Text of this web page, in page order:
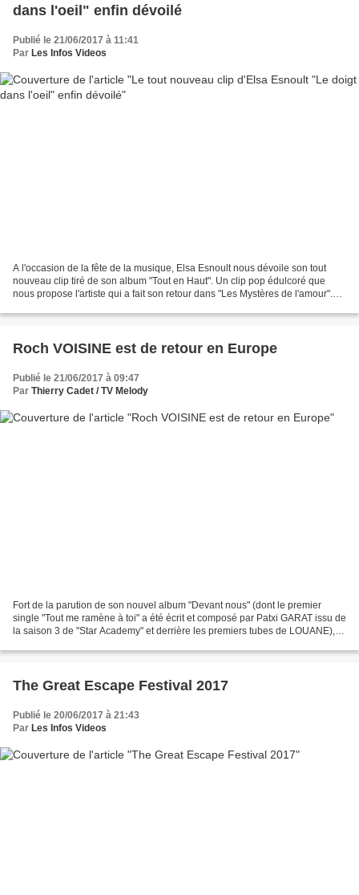
dans l'oeil" enfin dévoilé
Publié le 21/06/2017 à 11:41
Par Les Infos Videos
A l'occasion de la fête de la musique, Elsa Esnoult nous dévoile son tout
nouveau clip tiré de son album "Tout en Haut". Un clip pop édulcoré que
nous propose l'artiste qui a fait son retour dans "Les Mystères de l'amour".
Roch VOISINE est de retour en Europe
Publié le 21/06/2017 à 09:47
Par Thierry Cadet / TV Melody
Fort de la parution de son nouvel album "Devant nous" (dont le premier
single "Tout me ramène à toi" a été écrit et composé par Patxi GARAT issu de
la saison 3 de "Star Academy" et derrière les premiers tubes de LOUANE),
The Great Escape Festival 2017
Publié le 20/06/2017 à 21:43
Par Les Infos Videos